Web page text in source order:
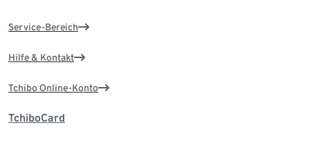
Service-Bereich
Hilfe & Kontakt
Tchibo Online-Konto
TchiboCard